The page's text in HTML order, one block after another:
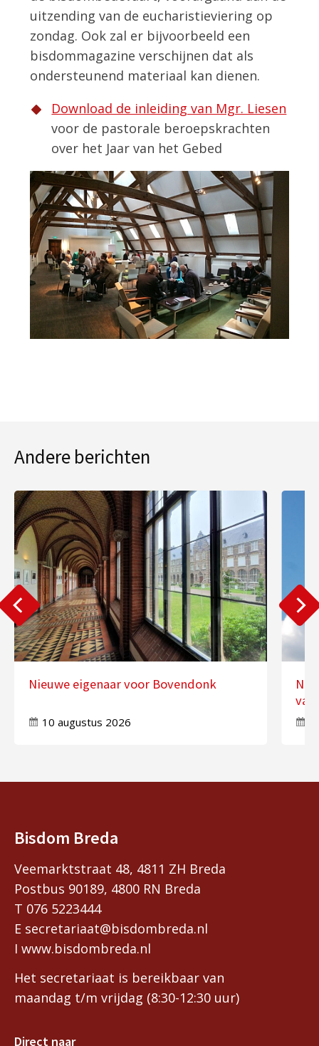
uitzending van de eucharistieviering op
zondag. Ook zal er bijvoorbeeld een
bisdommagazine verschijnen dat als
ondersteunend materiaal kan dienen.
Download de inleiding van Mgr. Liesen
voor de pastorale beroepskrachten
over het Jaar van het Gebed
Andere berichten
Nieuwe eigenaar voor Bovendonk
10 augustus 2026
van
Bisdom Breda
Veemarktstraat 48, 4811 ZH Breda
Postbus 90189, 4800 RN Breda
T 076 5223444
E secretariaat@bisdombreda.nl
I www.bisdombreda.nl
Het secretariaat is bereikbaar van
maandag t/m vrijdag (8:30-12:30 uur)
Direct naar